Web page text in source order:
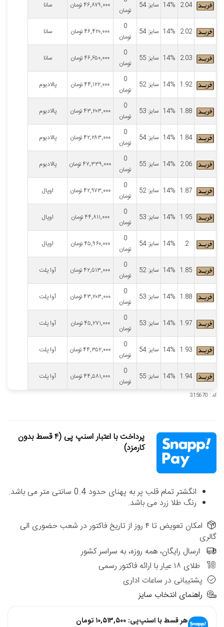
2.04
14% سایز: 54
تومان
۴۶,۸۷۹,۰۰۰ تومان سانا
2.02
14% سایز: 54
0
تومان
۴۶,۴۲۰,۰۰۰ تومان سانا
2.03
14% سایز: 55
0
تومان
۴۶,۶۵۰,۰۰۰ تومان سانا
1.92
14% سایز: 52
0
تومان
۴۴,۱۲۲,۰۰۰ تومان پالادیوم
1.88
14% سایز: 53
0
تومان
۴۳,۲۰۳,۰۰۰ تومان پالادیوم
1.84
14% سایز: 54
0
تومان
۴۲,۲۸۳,۰۰۰ تومان پالادیوم
2.06
14% سایز: 55
0
تومان
۴۷,۳۳۹,۰۰۰ تومان پالادیوم
1.87
14% سایز: 52
0
تومان
۴۲,۹۷۳,۰۰۰ تومان اوپال
1.95
14% سایز: 53
0
تومان
۴۴,۸۱۱,۰۰۰ تومان اوپال
2.
14% سایز: 54
0
تومان
۴۵,۹۶۰,۰۰۰ تومان اوپال
1.85
14% سایز: 52
0
تومان
۴۲,۵۱۳,۰۰۰ تومان آوا پلت
1.88
14% سایز: 53
0
تومان
۴۳,۲۰۳,۰۰۰ تومان آوا پلت
1.97
14% سایز: 53
0
تومان
۴۵,۲۷۱,۰۰۰ تومان آوا پلت
1.93
14% سایز: 54
0
تومان
۴۴,۳۵۲,۰۰۰ تومان آوا پلت
1.94
14% سایز: 55
0
تومان
۴۴,۵۸۱,۰۰۰ تومان آوا پلت
کد : 315670
پرداخت با اعتبار اسنپ پی (۴ قسط بدون
کارمزد)
انگشتر تمام قلب پر به پهنای حدود 0.4 سانتی متر می باشد.
رنگ طلا زرد می باشد.
امکان تعویض تا ۴ روز از تاریخ فاکتور در شعب حضوری الی
گالری
ارسال رایگان، همه روزه، به سراسر کشور
طلای ۱۸ عیار با ارائه فاکتور رسمی
پشتیبانی در ساعات اداری
راهنمای انتخاب سایز
هر قسط با اسنپ‌پی: ۱۰,۵۱۳,۵۰۰ تومان